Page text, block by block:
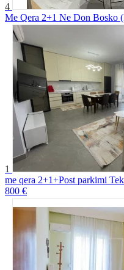
4
Me Qera 2+1 Ne Don Bosko
1
me qera 2+1+Post parkimi
800 €